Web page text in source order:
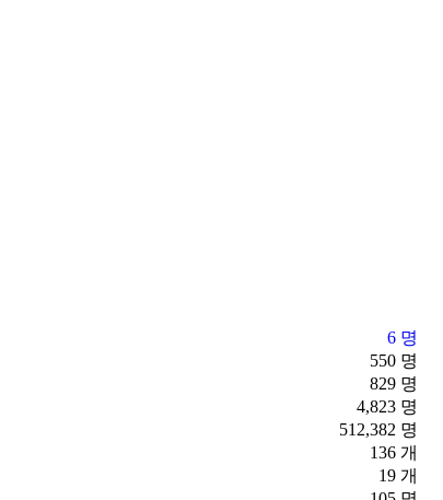
6 명
550 명
829 명
4,823 명
512,382 명
136 개
19 개